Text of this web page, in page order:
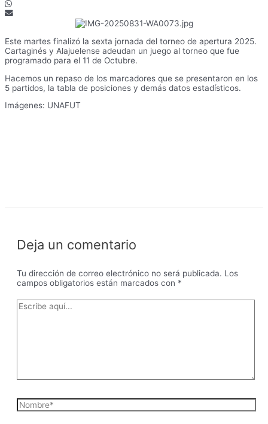
Este martes finalizó la sexta jornada del torneo de apertura 2025.
Cartaginés y Alajuelense adeudan un juego al torneo que fue
programado para el 11 de Octubre.
Hacemos un repaso de los marcadores que se presentaron en los
5 partidos, la tabla de posiciones y demás datos estadísticos.
Imágenes: UNAFUT
Deja un comentario
Tu dirección de correo electrónico no será publicada. Los
campos obligatorios están marcados con *
Escribe
Nombre*